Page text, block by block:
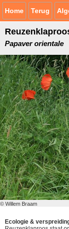
Home Terug
Papaver orientale
© Willem Braam
Ecologie &